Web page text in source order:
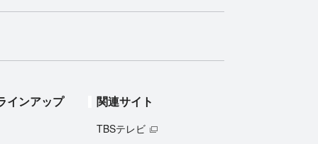
インアップ 関連サイト
TBSテレビ